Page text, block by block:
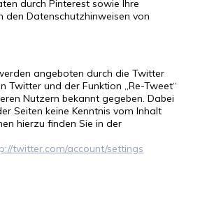
durch Pinterest sowie Ihre
den Datenschutzhinweisen von
angeboten durch die Twitter
Twitter und der Funktion „Re-Tweet“
Nutzern bekannt gegeben. Dabei
Seiten keine Kenntnis vom Inhalt
hierzu finden Sie in der
twitter.com/account/settings